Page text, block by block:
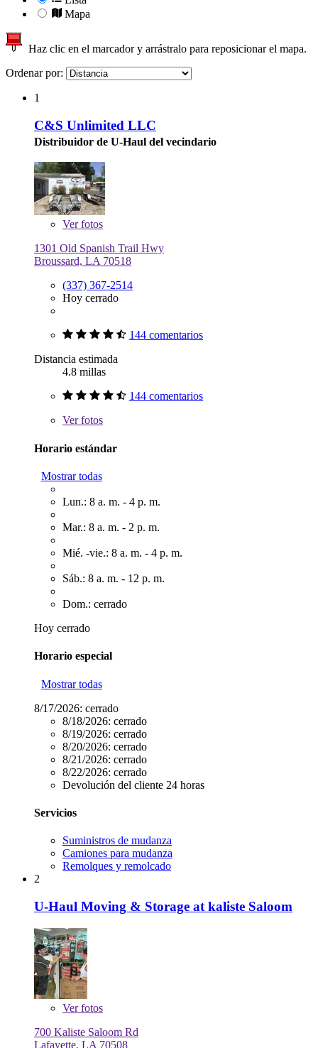
Mapa
Haz clic en el marcador y arrástralo para reposicionar el mapa.
Ordenar por:
1
C&S Unlimited LLC
Distribuidor de U-Haul del vecindario
Verfotos
1301 Old Spanish Trail Hwy
Broussard, LA 70518
(337) 367-2514
Hoy cerrado
144 comentarios
Distancia estimada
4.8 millas
144 comentarios
Verfotos
Horario estándar
Mostrar todas
Lun.: 8 a. m. - 4 p. m.
Mar.: 8 a. m. - 2 p. m.
Mié. -vie.: 8 a. m. - 4 p. m.
Sáb.: 8 a. m. - 12 p. m.
Dom.: cerrado
Hoy cerrado
Horario especial
Mostrar todas
8/17/2026: cerrado
8/18/2026: cerrado
8/19/2026: cerrado
8/20/2026: cerrado
8/21/2026: cerrado
8/22/2026: cerrado
Devolución del cliente 24 horas
Servicios
Suministros de mudanza
Camiones para mudanza
Remolques y remolcado
2
U-Haul Moving & Storage at kaliste Saloom
Verfotos
700 Kaliste Saloom Rd
Lafayette, LA 70508